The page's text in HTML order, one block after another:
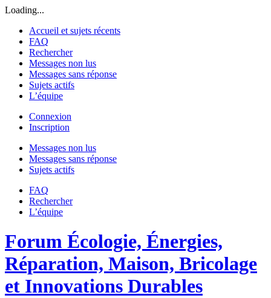
Loading...
Accueil et sujets récents
FAQ
Rechercher
Messages non lus
Messages sans réponse
Sujets actifs
L’équipe
Connexion
Inscription
Messages non lus
Messages sans réponse
Sujets actifs
FAQ
Rechercher
L’équipe
Forum Écologie, Énergies,
Réparation, Maison, Bricolage
et Innovations Durables